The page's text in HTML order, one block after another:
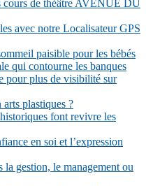
cours de théâtre AVENUE DU
avec notre Localisateur GPS
paisible pour les bébés
qui contourne les banques
pour plus de visibilité sur
arts plastiques ?
font revivre les
en soi et l’expression
gestion, le management ou